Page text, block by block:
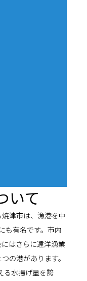
いて
津市は、漁港を中
も有名です。市内
はさらに遠洋漁業
の港があります。
る水揚げ量を誇